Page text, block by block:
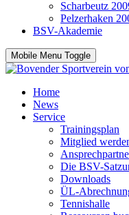
Scharbeutz
Pelzerhaken
BSV-Akademie
Mobile Menu Toggle
Home
News
Service
Trainingsplan
Mitglied
Die BSV-
Downloads
ÜL-
Tennishalle